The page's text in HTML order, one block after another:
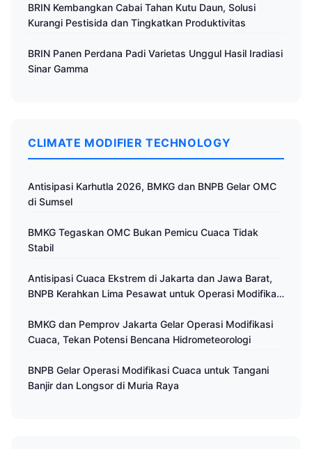
BRIN Kembangkan Cabai Tahan Kutu Daun, Solusi
Kurangi Pestisida dan Tingkatkan Produktivitas
BRIN Panen Perdana Padi Varietas Unggul Hasil Iradiasi
Sinar Gamma
CLIMATE MODIFIER TECHNOLOGY
Antisipasi Karhutla 2026, BMKG dan BNPB Gelar OMC
di Sumsel
BMKG Tegaskan OMC Bukan Pemicu Cuaca Tidak
Stabil
Antisipasi Cuaca Ekstrem di Jakarta dan Jawa Barat,
BNPB Kerahkan Lima Pesawat untuk Operasi Modifikasi
BMKG dan Pemprov Jakarta Gelar Operasi Modifikasi
Cuaca, Tekan Potensi Bencana Hidrometeorologi
BNPB Gelar Operasi Modifikasi Cuaca untuk Tangani
Banjir dan Longsor di Muria Raya